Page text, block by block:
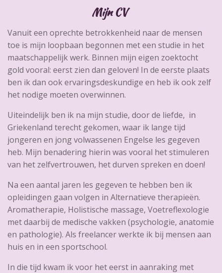
Mijn CV
Vanuit een oprechte betrokkenheid naar de mensen
toe is mijn loopbaan begonnen met een studie in het
maatschappelijk werk. Binnen mijn eigen zoektocht
gold vooral: eerst zien dan geloven! In de eerste plaats
ben ik dan ook ervaringsdeskundige en heb ik ook zelf
het nodige moeten overwinnen.
Uiteindelijk ben ik na mijn studie, door de liefde, in
Griekenland terecht gekomen, waar ik lange tijd
jongeren en jong volwassenen Engelse les gegeven
heb. Mijn benadering hierin was vooral het stimuleren
van het zelfvertrouwen, het durven spreken en doen!
Na een aantal jaren les gegeven te hebben ben ik
opleidingen gaan volgen in Alternatieve therapieën.
Aromatherapie, Holistische massage, Voetreflexologie
met daarbij de medische vakken (psychologie, anatomie
en pathologie). Als freelancer werkte ik bij mensen aan
huis en in een sportschool.
In die tijd kwam ik voor het eerst in aanraking met